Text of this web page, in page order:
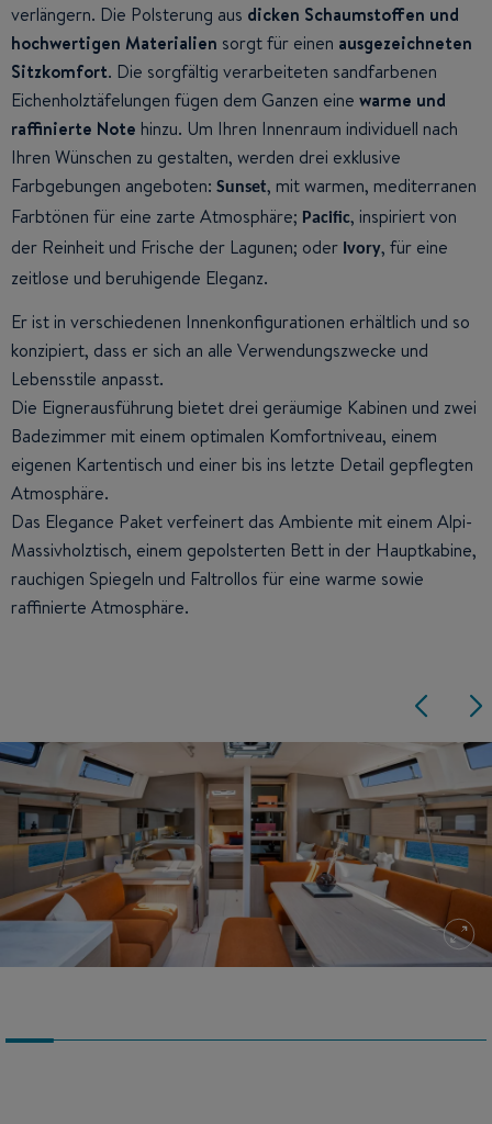
verlängern. Die Polsterung aus dicken Schaumstoffen und
hochwertigen Materialien sorgt für einen ausgezeichneten
Sitzkomfort. Die sorgfältig verarbeiteten sandfarbenen
Eichenholztäfelungen fügen dem Ganzen eine warme und
raffinierte Note hinzu. Um Ihren Innenraum individuell nach
Ihren Wünschen zu gestalten, werden drei exklusive
Farbgebungen angeboten: Sunset, mit warmen, mediterranen
Farbtönen für eine zarte Atmosphäre; Pacific, inspiriert von
der Reinheit und Frische der Lagunen; oder Ivory, für eine
zeitlose und beruhigende Eleganz.
Er ist in verschiedenen Innenkonfigurationen erhältlich und so
konzipiert, dass er sich an alle Verwendungszwecke und
Lebensstile anpasst.
Die Eignerausführung bietet drei geräumige Kabinen und zwei
Badezimmer mit einem optimalen Komfortniveau, einem
eigenen Kartentisch und einer bis ins letzte Detail gepflegten
Atmosphäre.
Das Elegance Paket verfeinert das Ambiente mit einem Alpi-
Massivholztisch, einem gepolsterten Bett in der Hauptkabine,
rauchigen Spiegeln und Faltrollos für eine warme sowie
raffinierte Atmosphäre.